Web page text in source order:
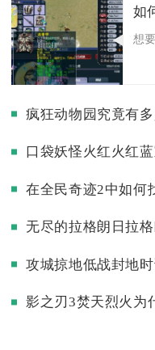
如
想
疯狂动物园究竟有
攻城掠地低战封地